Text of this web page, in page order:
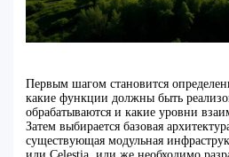
Первым шагом становится
какие функции должны быть
обрабатываются и какие уровни
Затем выбирается базовая
существующая модульная